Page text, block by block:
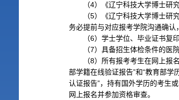
（4）《辽宁科技大学博士研
（5）《辽宁科技大学博士
务必提前与对应报考学院沟通确认
（6）学士学位、毕业证书复
（7）具备招生体检条件的医
（8）所有报考考生在网上报
部学籍在线验证报告”和“教育部
认证报告”，持有国外学历的考生
网上报名并参加资格审查。